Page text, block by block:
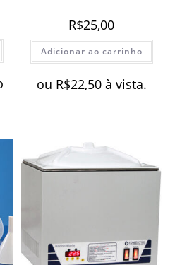
R$25,00
Adicionar ao carrinho
ou R$22,50 à vista.